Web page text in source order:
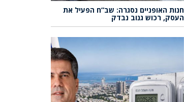
חנות האופניים נסגרה: שב”ח הפעיל את
העסק, רכוש גנוב נבדק